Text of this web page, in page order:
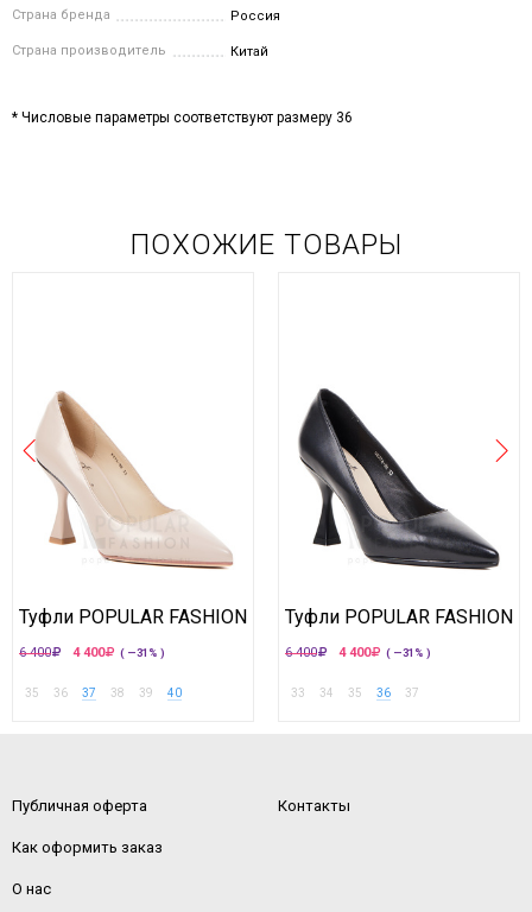
Страна бренда Россия
Страна производитель Китай
* Числовые параметры соответствуют размеру 36
ПОХОЖИЕ ТОВАРЫ
Туфли POPULAR FASHION
6 400 4 400 ( —31% )
35 36 37 38 39 40
Туфли POPULAR FASHION
6 400 4 400 ( —31% )
33 34 35 36 37
Публичная оферта
Как оформить заказ
О нас
Контакты